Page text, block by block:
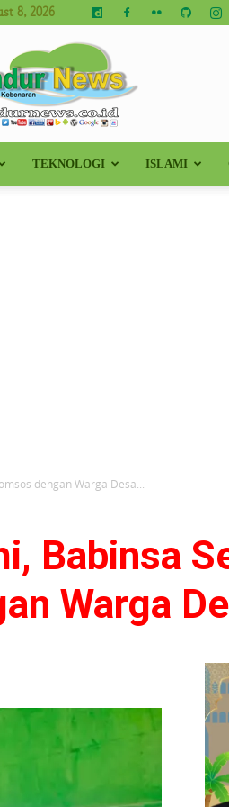
8, 2026
Kundur
TEKNOLOGI ISLAMI
dengan Warga Desa...
Babinsa
Warga